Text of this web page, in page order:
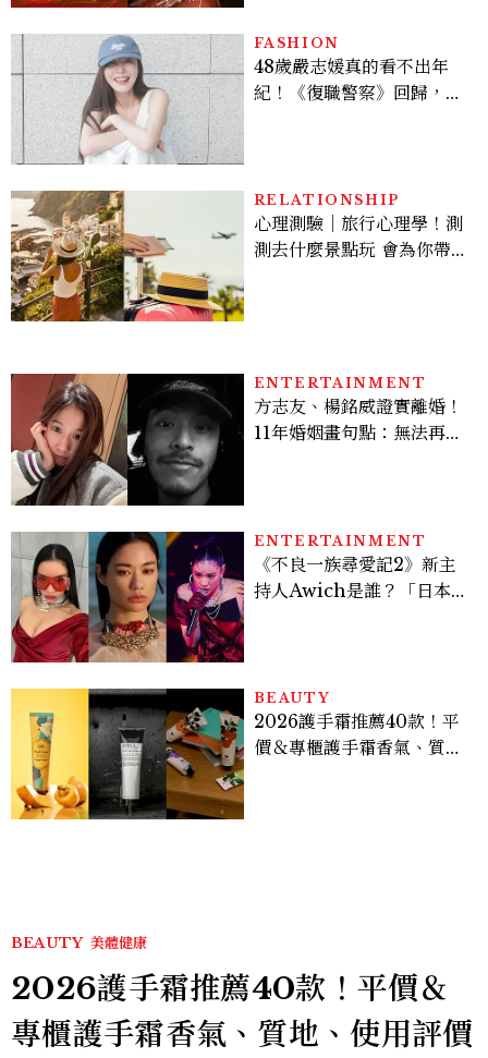
FASHION
48歲嚴志媛真的看不出年
紀！《復職警察》回歸，5
RELATIONSHIP
心理測驗｜旅行心理學！測
測去什麼景點玩 會為你帶來
ENTERTAINMENT
方志友、楊銘威證實離婚！
11年婚姻畫句點：無法再做
ENTERTAINMENT
《不良一族尋愛記2》新主
持人Awich是誰？「日本嘻
BEAUTY
2026護手霜推薦40款！平
價＆專櫃護手霜香氣、質
BEAUTY 美體健康
2026護手霜推薦40款！平價＆
專櫃護手霜香氣、質地、使用評價